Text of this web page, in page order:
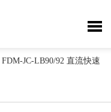
FDM-JC-LB90/92 直流快速